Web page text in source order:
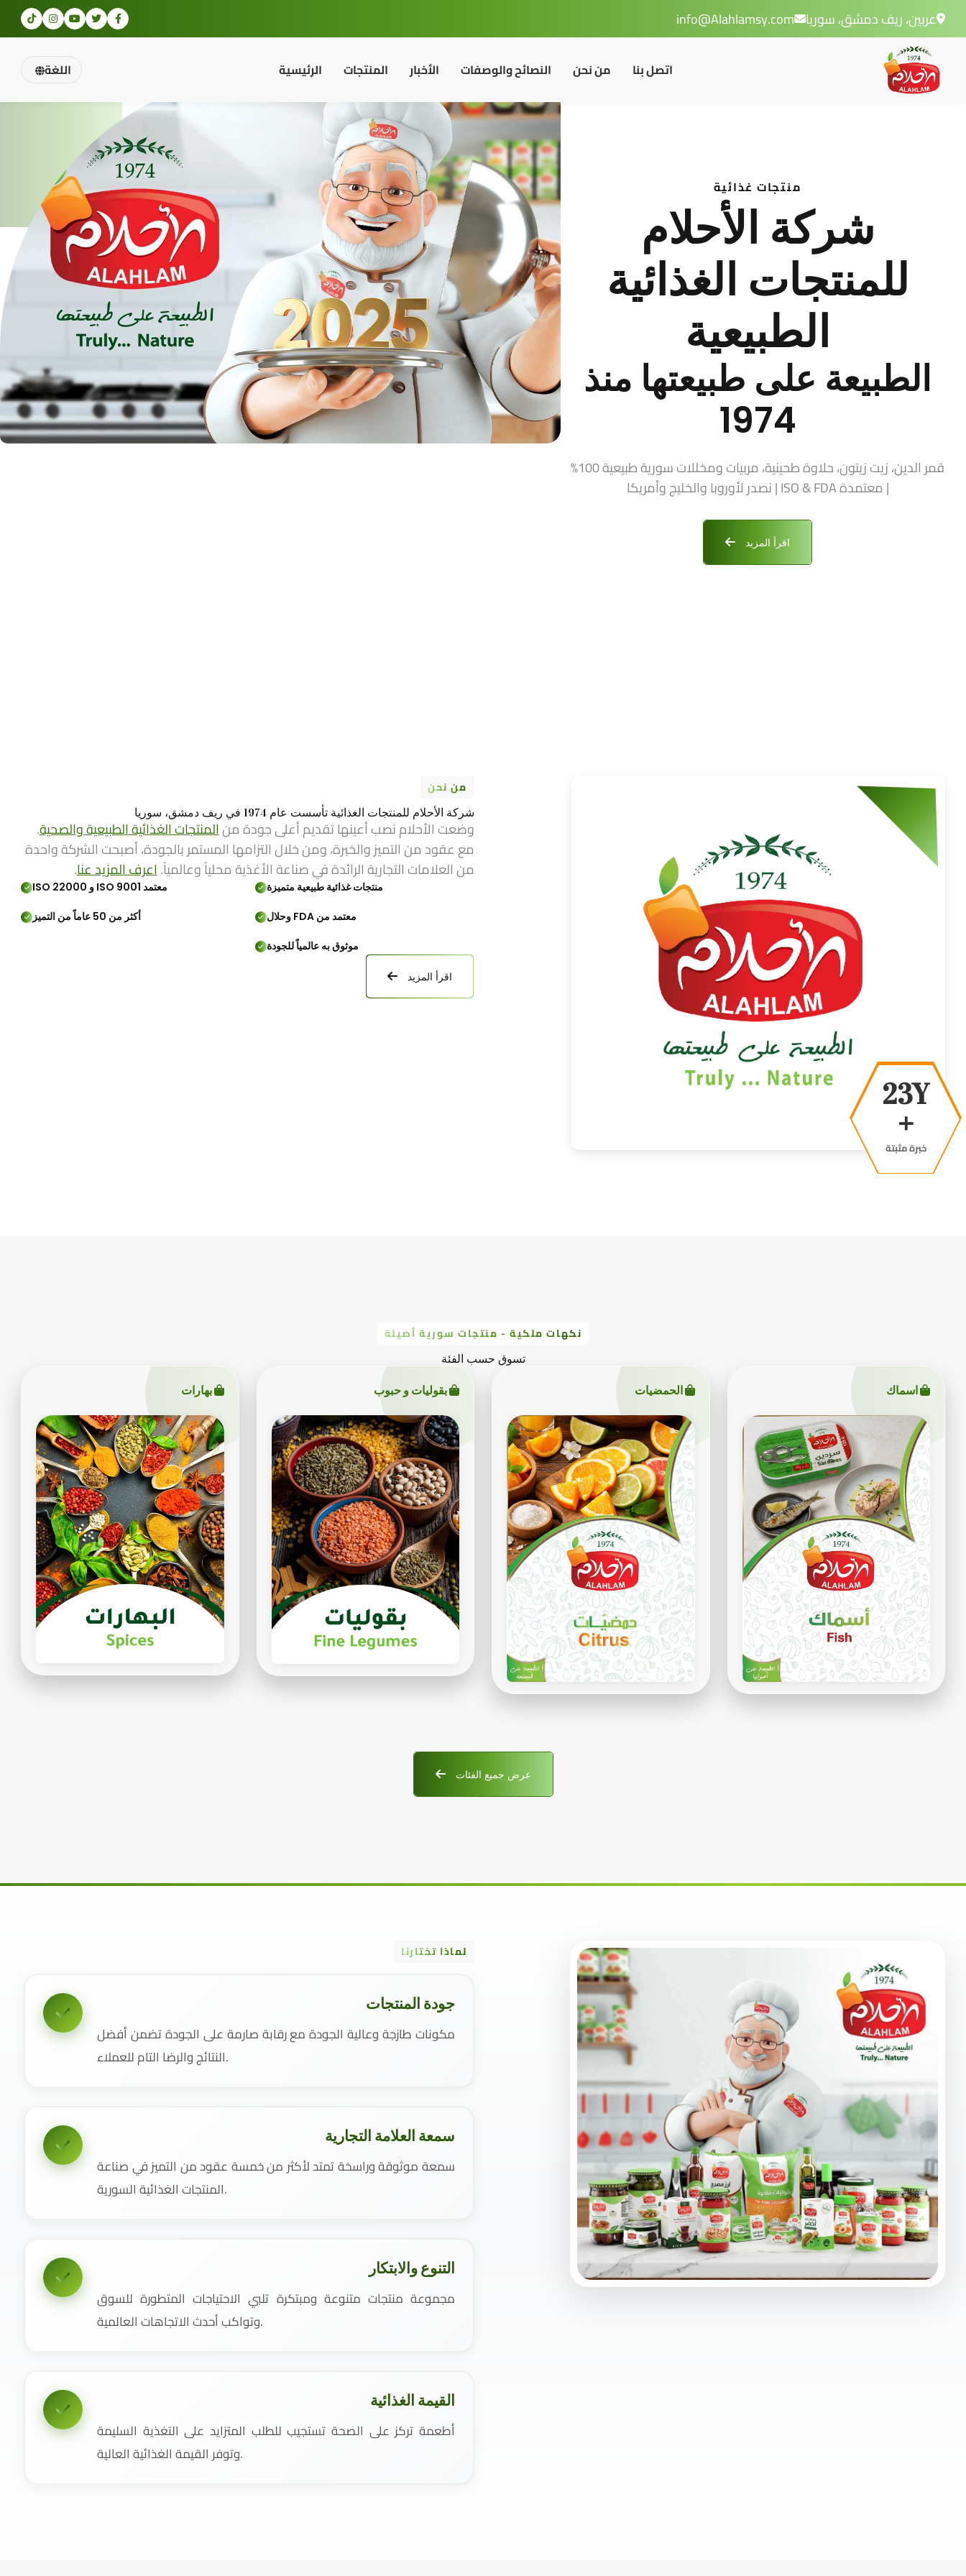
عربين، ريف دمشق، سوريا info@Alahlamsy.com
الرئيسية المنتجات الأخبار النصائح والوصفات من نحن اتصل بنا اللغة
منتجات غذائية
شركة الأحلام
للمنتجات الغذائية
الطبيعية
الطبيعة على طبيعتها منذ
1974
قمر الدين، زيت زيتون، حلاوة طحينية، مربيات ومخللات سورية طبيعية 100%
| معتمدة ISO & FDA | نصدر لأوروبا والخليج وأمريكا
اقرأ المزيد
41Y
+
خبرة مثبتة
من نحن
شركة الأحلام للمنتجات الغذائية تأسست عام 1974 في ريف دمشق، سوريا
وضعت الأحلام نصب أعينها تقديم أعلى جودة منالمنتجات الغذائية الطبيعية والصحية.
مع عقود من التميز والخبرة، ومن خلال التزامها المستمر بالجودة، أصبحت الشركة واحدة
من العلامات التجارية الرائدة في صناعة الأغذية محلياً وعالمياً.اعرف المزيد عنا.
منتجات غذائية طبيعية متميزة معتمد ISO 9001 و ISO 22000
معتمد من FDA وحلال أكثر من 50 عاماً من التميز
موثوق به عالمياً للجودة
اقرأ المزيد
نكهات ملكية - منتجات سورية أصيلة
تسوق حسب الفئة
اسماك الحمضيات بقوليات و حبوب بهارات
عرض جميع الفئات
لماذا تختارنا
جودة المنتجات
مكونات طازجة وعالية الجودة مع رقابة صارمة على الجودة تضمن أفضل
النتائج والرضا التام للعملاء.
سمعة العلامة التجارية
سمعة موثوقة وراسخة تمتد لأكثر من خمسة عقود من التميز في صناعة
المنتجات الغذائية السورية.
التنوع والابتكار
مجموعة منتجات متنوعة ومبتكرة تلبي الاحتياجات المتطورة للسوق
وتواكب أحدث الاتجاهات العالمية.
القيمة الغذائية
أطعمة تركز على الصحة تستجيب للطلب المتزايد على التغذية السليمة
وتوفر القيمة الغذائية العالية.